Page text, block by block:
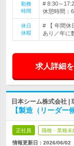
勤務
時間
# 8:30～
休憩時間：
休日
休暇
# 【 年間休
あり／年に
求人詳細
日本シーム株式会社 |
【製造（リーダー
正社員 職種・業種未
情報更新日：2026/06/02